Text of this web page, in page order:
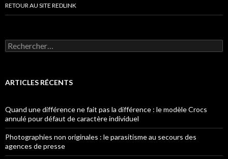
RETOUR AU SITE REDLINK
Rechercher :
ARTICLES RÉCENTS
Quand une différence ne fait pas la différence : le modèle Crocs
annulé pour défaut de caractère individuel
Photographies non originales : le parasitisme au secours des
agences de presse